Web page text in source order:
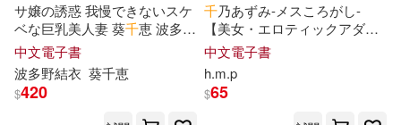
サ嬢の誘惑 我慢できないスケ
ベな巨乳美人妻 葵千恵 波多野
結衣 写真集 (電子書)
中文電子書
波多野結衣 葵千恵
$420
千乃あずみ-メスころがし-
【美女・エロティックアダル
ト写真集】 (電子書)
中文電子書
h.m.p
$65